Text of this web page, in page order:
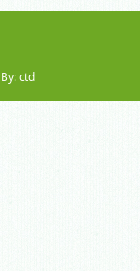
By: ctd